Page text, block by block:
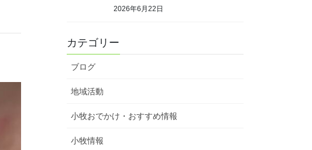
2026年6月22日
カテゴリー
ブログ
地域活動
小牧おでかけ・おすすめ情報
小牧情報